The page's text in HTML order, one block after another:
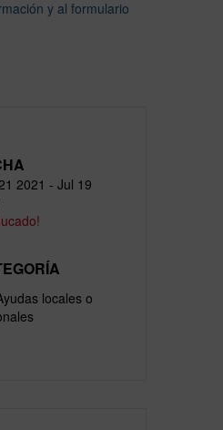
y al formulario
2021 - Jul 19
locales o